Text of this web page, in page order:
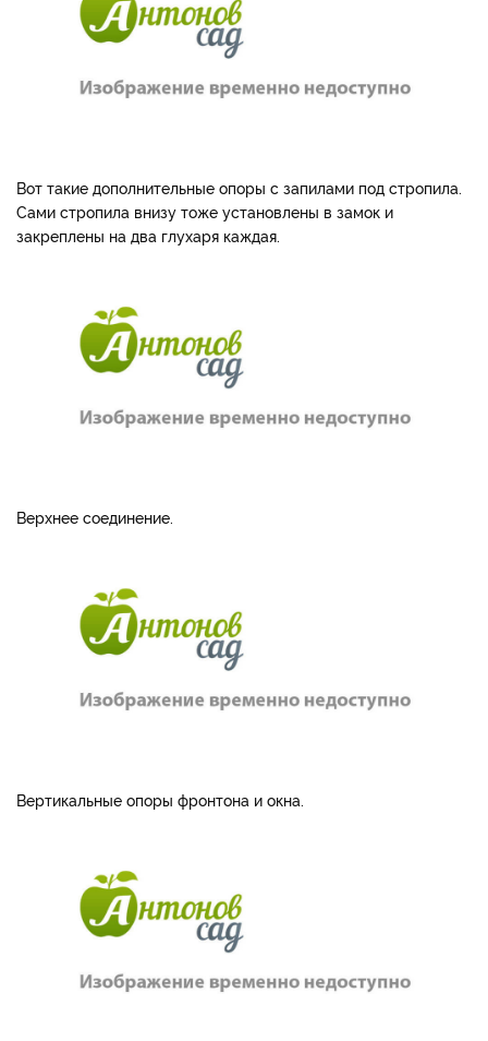
Вот такие дополнительные опоры с запилами под стропила.
Сами стропила внизу тоже установлены в замок и
закреплены на два глухаря каждая.
Верхнее соединение.
Вертикальные опоры фронтона и окна.